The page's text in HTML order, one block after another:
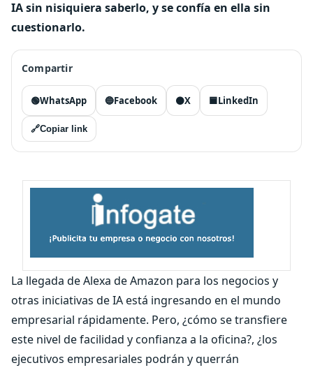
IA sin nisiquiera saberlo, y se confía en ella sin
cuestionarlo.
Compartir
🟢WhatsApp 🔵Facebook ⚫X 🟦LinkedIn
🔗Copiar link
La llegada de Alexa de Amazon para los negocios y
otras iniciativas de IA está ingresando en el mundo
empresarial rápidamente. Pero, ¿cómo se transfiere
este nivel de facilidad y confianza a la oficina?, ¿los
ejecutivos empresariales podrán y querrán